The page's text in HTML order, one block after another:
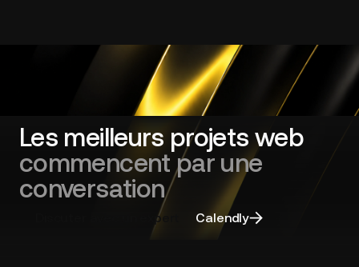
Les meilleurs projets web
commencent par une
conversation
Discuter avec un expert Calendly